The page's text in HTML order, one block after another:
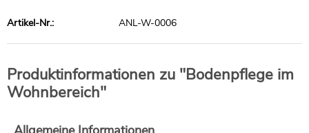
Artikel-Nr.: ANL-W-0006
Produktinformationen zu "Bodenpflege im
Wohnbereich"